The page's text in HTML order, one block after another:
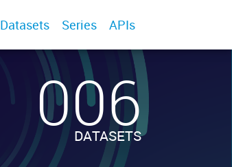
Datasets Series APIs
006
DATASETS